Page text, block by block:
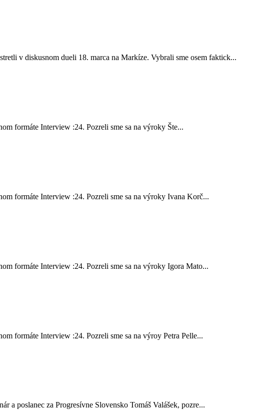
v diskusnom dueli 18. marca na Markíze. Vybrali sme osem faktick...
formáte Interview :24. Pozreli sme sa na výroky Šte...
formáte Interview :24. Pozreli sme sa na výroky Ivana Korč...
formáte Interview :24. Pozreli sme sa na výroky Igora Mato...
formáte Interview :24. Pozreli sme sa na výroy Petra Pelle...
a poslanec za Progresívne Slovensko Tomáš Valášek, pozre...